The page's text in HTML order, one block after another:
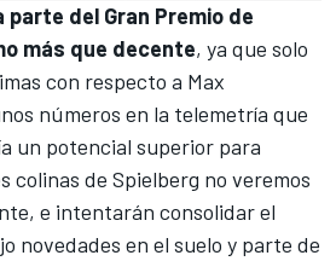
parte del Gran Premio de
más que decente, ya que solo
con respecto a Max
números en la telemetría que
un potencial superior para
colinas de Spielberg no veremos
e intentarán consolidar el
novedades en el suelo y parte de